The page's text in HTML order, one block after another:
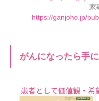
家
https://ganjoho.jp/
がんになったら手